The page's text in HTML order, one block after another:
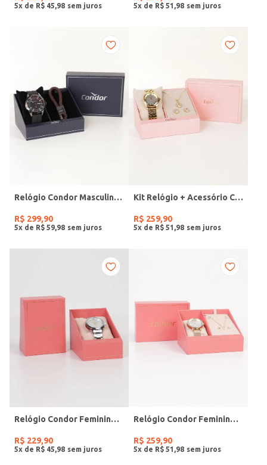
5x de R$ 45 98 5x de R$ 51 98
Relógio Condor Masculino PRETO
R$ 299,90
5x de R$ 59 98
Kit Relógio + Acessório Condor Feminino DOURADO
R$ 259,90
5x de R$ 51 98
Relógio Condor Feminino PRATA
R$ 229,90
5x de R$ 45 98
Relógio Condor Feminino DOURADO
R$ 259,90
5x de R$ 51 98